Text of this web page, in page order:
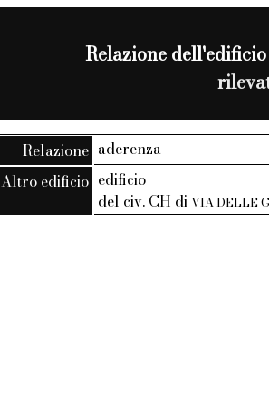
Relazione
Relazione aderenza
Altro edificio edificio
del civ. CH diVIA DELLE